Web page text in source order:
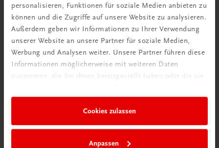
personalisieren, Funktionen für soziale Medien anbieten zu
können und die Zugriffe auf unsere Website zu analysieren.
Außerdem geben wir Informationen zu Ihrer Verwendung
unserer Website an unsere Partner für soziale Medien,
Werbung und Analysen weiter. Unsere Partner führen diese
Informationen möglicherweise mit weiteren Daten
zusammen, die Sie ihnen bereitgestellt haben oder die sie
Cookies zulassen
Anpassen
Neu zur DigiBox
Videos mit